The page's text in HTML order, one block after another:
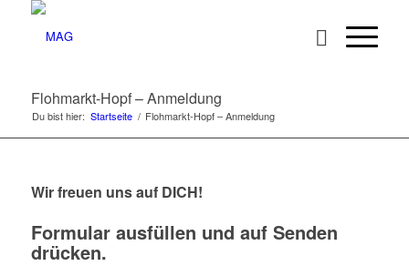
Flohmarkt-Hopf – Anmeldung
Du bist hier: Startseite / Flohmarkt-Hopf – Anmeldung
Wir freuen uns auf DICH!
Formular ausfüllen und auf Senden
drücken.